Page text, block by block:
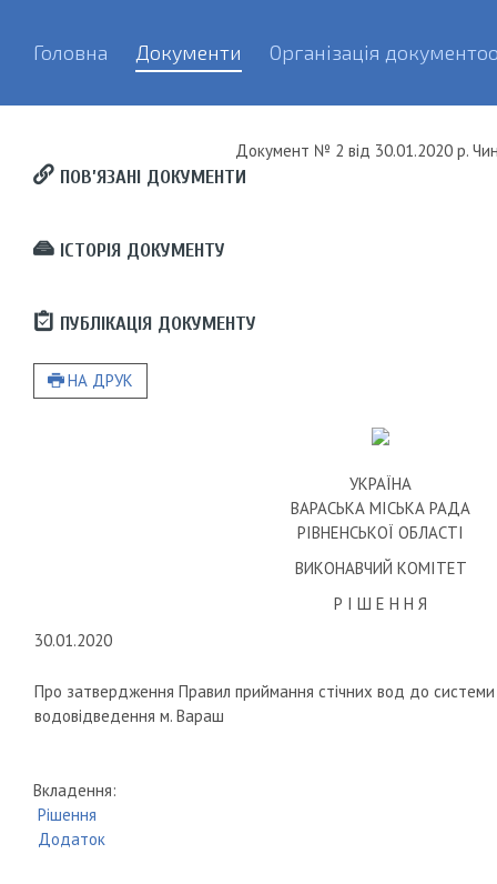
Головна Документи Організація
Документ № 2 від 30.01.2020 р.
ПОВ’ЯЗАНІ ДОКУМЕНТИ
ІСТОРІЯ ДОКУМЕНТУ
ПУБЛІКАЦІЯ ДОКУМЕНТУ
НА ДРУК
УКРАЇНА
ВАРАСЬКА МІСЬКА РАДА
РІВНЕНСЬКОЇ ОБЛАСТІ
ВИКОНАВЧИЙ КОМІТЕТ
Р І Ш Е Н Н Я
30.01.2020
Про затвердження Правил приймання стічних вод до системи
водовідведення м. Вараш
Вкладення:
Рішення
Додаток